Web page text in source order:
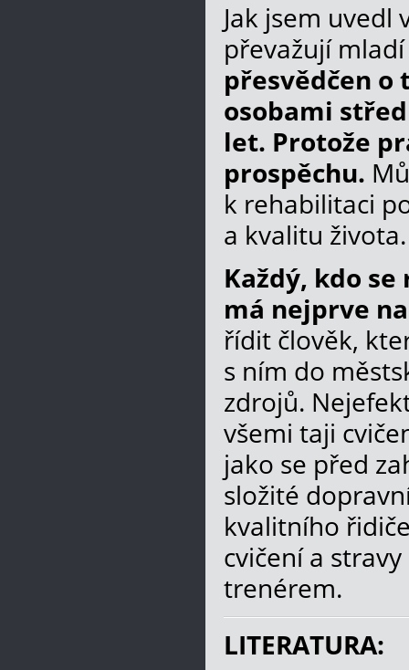
Jak jsem uvedl
převažují
přesvědčen
osobami
let. Protože
prospěchu.
k rehabilitaci
a kvalitu života.
Každý, kdo
má nejprve
řídit člověk,
s ním do
zdrojů.
všemi taji
jako se před
složité
kvalitního
cvičení a
trenérem.
LITERATURA: